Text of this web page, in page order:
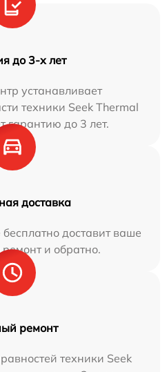
до 3-х лет
устанавливает
техники Seek Thermal
гарантию до 3 лет.
доставка
доставит ваше
ремонт и обратно.
ремонт
техники Seek